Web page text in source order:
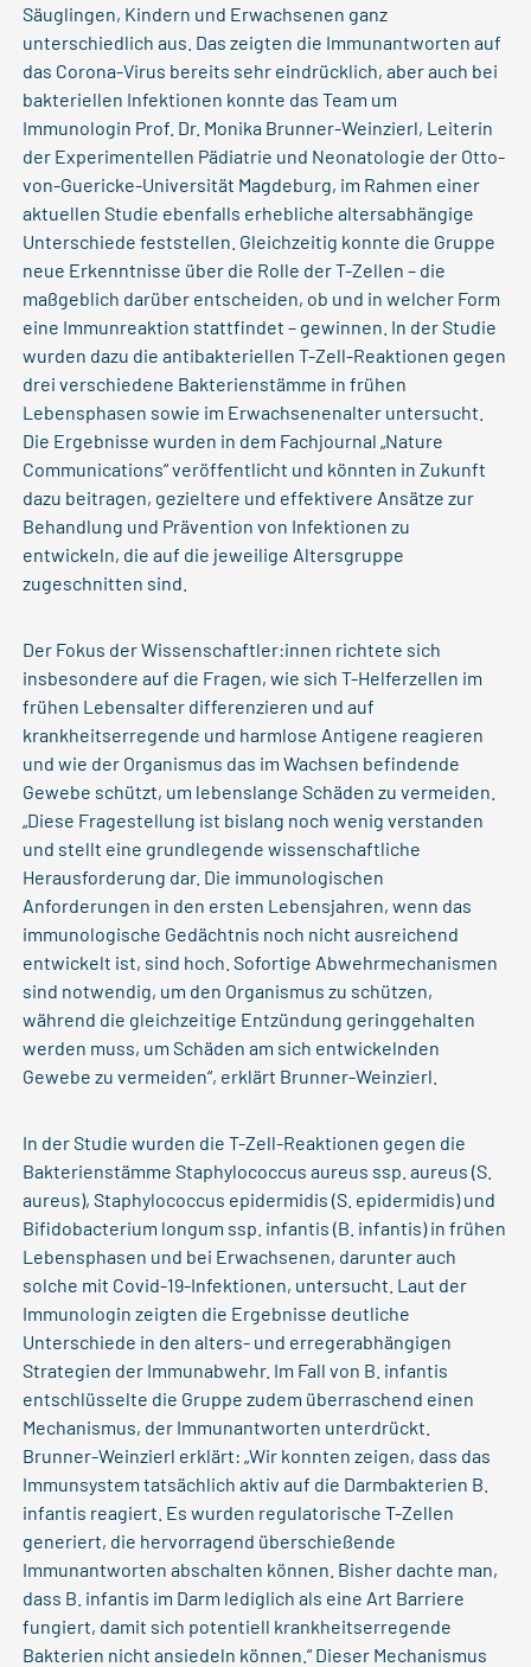
Säuglingen, Kindern und Erwachsenen ganz
unterschiedlich aus. Das zeigten die Immunantworten auf
das Corona-Virus bereits sehr eindrücklich, aber auch bei
bakteriellen Infektionen konnte das Team um
Immunologin Prof. Dr. Monika Brunner-Weinzierl, Leiterin
der Experimentellen Pädiatrie und Neonatologie der Otto-
von-Guericke-Universität Magdeburg, im Rahmen einer
aktuellen Studie ebenfalls erhebliche altersabhängige
Unterschiede feststellen. Gleichzeitig konnte die Gruppe
neue Erkenntnisse über die Rolle der T-Zellen – die
maßgeblich darüber entscheiden, ob und in welcher Form
eine Immunreaktion stattfindet – gewinnen. In der Studie
wurden dazu die antibakteriellen T-Zell-Reaktionen gegen
drei verschiedene Bakterienstämme in frühen
Lebensphasen sowie im Erwachsenenalter untersucht.
Die Ergebnisse wurden in dem Fachjournal „Nature
Communications“ veröffentlicht und könnten in Zukunft
dazu beitragen, gezieltere und effektivere Ansätze zur
Behandlung und Prävention von Infektionen zu
entwickeln, die auf die jeweilige Altersgruppe
zugeschnitten sind.
Der Fokus der Wissenschaftler:innen richtete sich
insbesondere auf die Fragen, wie sich T-Helferzellen im
frühen Lebensalter differenzieren und auf
krankheitserregende und harmlose Antigene reagieren
und wie der Organismus das im Wachsen befindende
Gewebe schützt, um lebenslange Schäden zu vermeiden.
„Diese Fragestellung ist bislang noch wenig verstanden
und stellt eine grundlegende wissenschaftliche
Herausforderung dar. Die immunologischen
Anforderungen in den ersten Lebensjahren, wenn das
immunologische Gedächtnis noch nicht ausreichend
entwickelt ist, sind hoch. Sofortige Abwehrmechanismen
sind notwendig, um den Organismus zu schützen,
während die gleichzeitige Entzündung geringgehalten
werden muss, um Schäden am sich entwickelnden
Gewebe zu vermeiden“, erklärt Brunner-Weinzierl.
In der Studie wurden die T-Zell-Reaktionen gegen die
Bakterienstämme Staphylococcus aureus ssp. aureus (S.
aureus), Staphylococcus epidermidis (S. epidermidis) und
Bifidobacterium longum ssp. infantis (B. infantis) in frühen
Lebensphasen und bei Erwachsenen, darunter auch
solche mit Covid-19-Infektionen, untersucht. Laut der
Immunologin zeigten die Ergebnisse deutliche
Unterschiede in den alters- und erregerabhängigen
Strategien der Immunabwehr. Im Fall von B. infantis
entschlüsselte die Gruppe zudem überraschend einen
Mechanismus, der Immunantworten unterdrückt.
Brunner-Weinzierl erklärt: „Wir konnten zeigen, dass das
Immunsystem tatsächlich aktiv auf die Darmbakterien B.
infantis reagiert. Es wurden regulatorische T-Zellen
generiert, die hervorragend überschießende
Immunantworten abschalten können. Bisher dachte man,
dass B. infantis im Darm lediglich als eine Art Barriere
fungiert, damit sich potentiell krankheitserregende
Bakterien nicht ansiedeln können.“ Dieser Mechanismus